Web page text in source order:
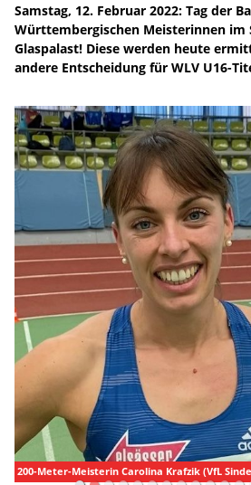
Samstag, 12. Februar 2022: Tag der
Württembergischen Meisterinnen im
Glaspalast! Diese werden heute
andere Entscheidung für WLV U16-
Hochsprung Frauen: Mandy Münkle (TUS
Meter ...